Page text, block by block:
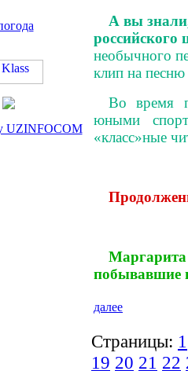
А вы
российского
необычного
клип на
Во время
юными
«класс»ные
побывавшие
далее
Страницы: 1
19 20 21 22